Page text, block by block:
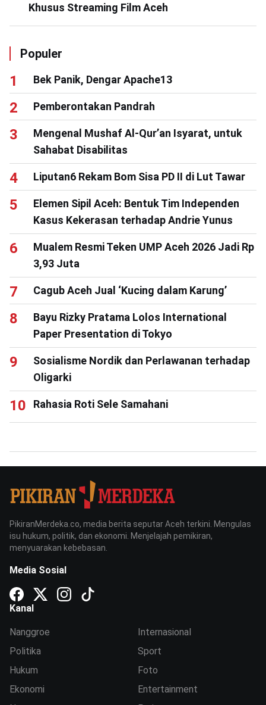
Khusus Streaming Film Aceh
Populer
Bek Panik, Dengar Apache13
Pemberontakan Pandrah
Mengenal Mushaf Al-Qur’an Isyarat, untuk
Sahabat Disabilitas
Liputan6 Rekam Bom Sisa PD II di Lut Tawar
Elemen Sipil Aceh: Bentuk Tim Independen
Kasus Kekerasan terhadap Andrie Yunus
Mualem Resmi Teken UMP Aceh 2026 Jadi Rp
3,93 Juta
Cagub Aceh Jual ‘Kucing dalam Karung’
Bayu Rizky Pratama Lolos International
Paper Presentation di Tokyo
Sosialisme Nordik dan Perlawanan terhadap
Oligarki
Rahasia Roti Sele Samahani
PikiranMerdeka.co, media berita seputar Aceh terkini. Mengulas
isu hukum, politik, dan ekonomi. Menjelajah pemikiran,
menyuarakan kebebasan.
Media Sosial
Kanal
Nanggroe
Politika
Hukum
Ekonomi
Internasional
Sport
Foto
Entertainment